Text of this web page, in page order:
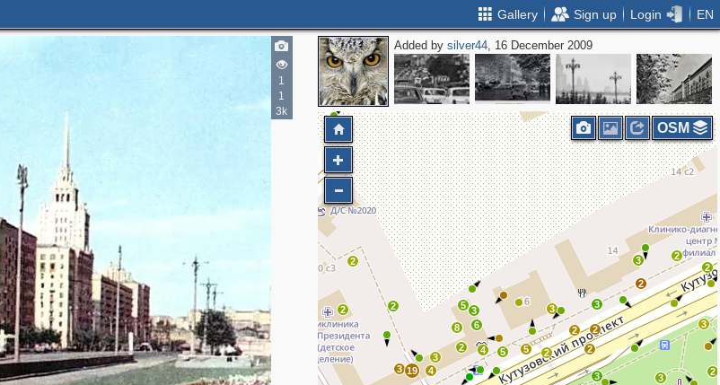
Gallery Sign up Login EN
1
1
3k
Added bysilver44, 16 December 2009
2
2
19
5
5
4
2
8 6
3
5
3
4
3
2
2
3
2
2
3
3
2
2
2
3 3
2
3
2
OSM